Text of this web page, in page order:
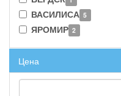
ВАСИЛИСА 5
ЯРОМИР 2
Цена